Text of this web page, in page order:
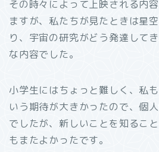
その時々によって上映される内
ますが、私たちが見たときは星
り、宇宙の研究がどう発達して
な内容でした。
小学生にはちょっと難しく、私
いう期待が大きかったので、個
でしたが、新しいことを知るこ
もまたよかったです。